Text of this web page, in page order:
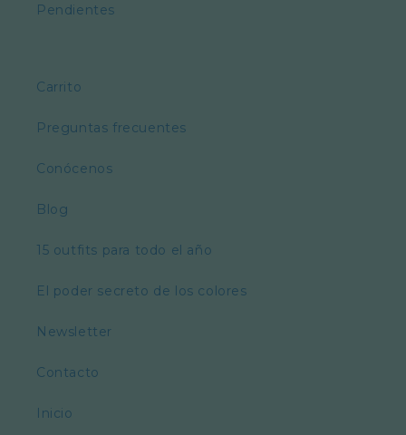
Pendientes
Carrito
Preguntas frecuentes
Conócenos
Blog
15 outfits para todo el año
El poder secreto de los colores
Newsletter
Contacto
Inicio